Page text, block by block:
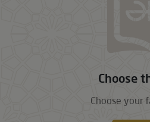
Choose
Choose your